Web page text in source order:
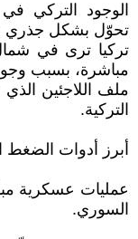
الوجود التركي
تحوّل بشكل جذري بعد
تركيا ترى في
مباشرة، بسبب
ملف اللاجئين الذي
التركية.
أبرز أدوات الضغط
عمليات عسكرية
السوري.